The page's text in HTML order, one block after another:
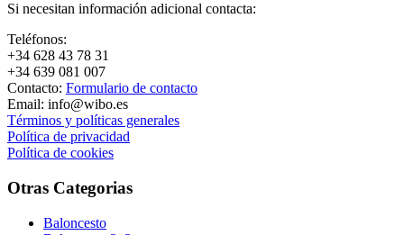
Si necesitan información adicional contacta:
Teléfonos:
+34 628 43 78 31
+34 639 081 007
Contacto: Formulario de contacto
Email: info@wibo.es
Términos y políticas generales
Política de privacidad
Política de cookies
Otras Categorias
Baloncesto